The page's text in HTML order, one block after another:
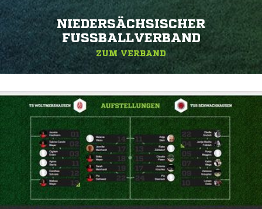
NIEDERSÄCHSISCHER
FUSSBALLVERBAND
ZUM VERBAND